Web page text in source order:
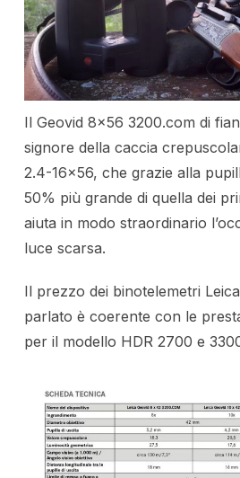
Il Geovid 8×56 3200.com di
signore della caccia
2.4-16×56, che grazie alla
50% più grande di quella dei
aiuta in modo straordinario
luce scarsa.
Il prezzo dei binotelemetri
parlato è coerente con le
per il modello HDR 2700 e